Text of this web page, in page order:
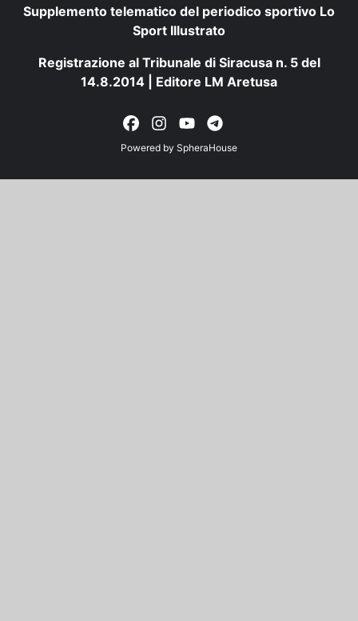
Supplemento telematico del periodico sportivo Lo
Sport Illustrato
Registrazione al Tribunale di Siracusa n. 5 del
14.8.2014 | Editore LM Aretusa
Powered by SpheraHouse